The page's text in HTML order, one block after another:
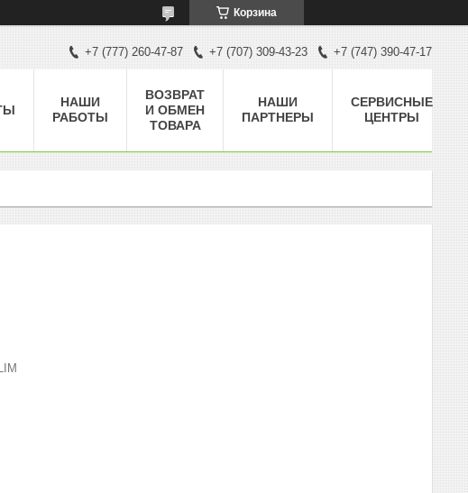
Корзина
+7 (777) 260-47-87 +7 (707) 309-43-23 +7 (747) 390-47-17
НАШИ
РАБОТЫ
ВОЗВРАТ
И ОБМЕН
ТОВАРА
НАШИ
ПАРТНЕРЫ
СЕРВИСНЫЕ
ЦЕНТРЫ